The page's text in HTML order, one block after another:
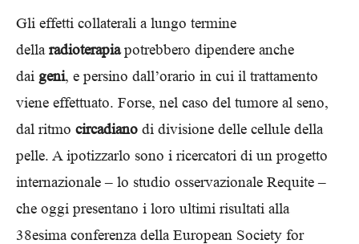
Gli effetti collaterali a lungo termine
dellaradioterapiapotrebbero dipendere anche
dai geni, e persino dall’orario in cui il trattamento
viene effettuato. Forse, nel caso del tumore al seno,
dal ritmo circadiano di divisione delle cellule della
pelle. A ipotizzarlo sono i ricercatori di un progetto
internazionale – lo studio osservazionale Requite –
che oggi presentano i loro ultimi risultati alla
38esima conferenza della European Society for